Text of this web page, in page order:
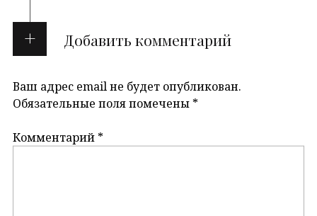
Добавить комментарий
Ваш адрес email не будет опубликован.
Обязательные поля помечены *
Комментарий *